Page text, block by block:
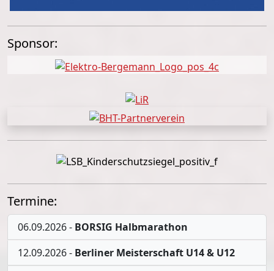
Sponsor:
Termine:
06.09.2026- BORSIG Halbmarathon
12.09.2026- Berliner Meisterschaft U14 & U12